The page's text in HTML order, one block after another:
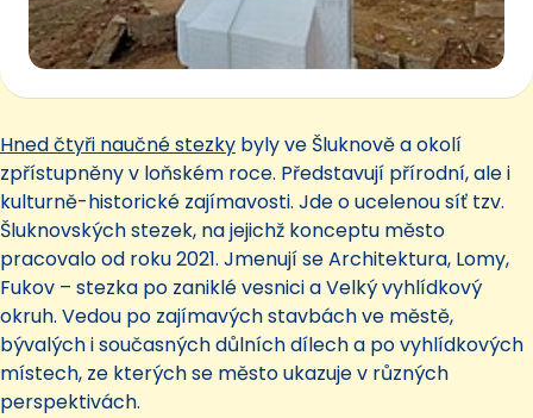
Hned čtyři naučné stezky byly ve Šluknově a okolí
zpřístupněny v loňském roce. Představují přírodní, ale i
kulturně-historické zajímavosti. Jde o ucelenou síť tzv.
Šluknovských stezek, na jejichž konceptu město
pracovalo od roku 2021. Jmenují se Architektura, Lomy,
Fukov – stezka po zaniklé vesnici a Velký vyhlídkový
okruh. Vedou po zajímavých stavbách ve městě,
bývalých i současných důlních dílech a po vyhlídkových
místech, ze kterých se město ukazuje v různých
perspektivách.